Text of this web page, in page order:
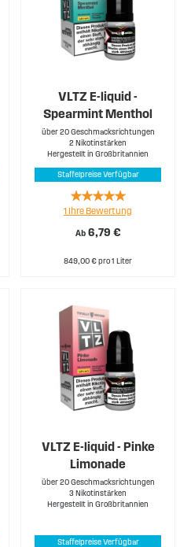
VLTZ E-liquid -
Spearmint Menthol
über 20 Geschmacksrichtungen
2 Nikotinstärken
Hergestellt in Großbritannien
Staffelpreise Verfügbar
Ab 6,79 €
Rating:
100%
1 Ihre Bewertung
849,00 € pro 1 Liter
VLTZ E-liquid - Pinke
Limonade
über 20 Geschmacksrichtungen
3 Nikotinstärken
Hergestellt in Großbritannien
Staffelpreise Verfügbar